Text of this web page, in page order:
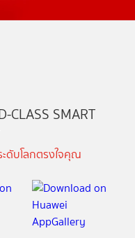
CLASS SMART
ดับโลกตรงใจคุณ